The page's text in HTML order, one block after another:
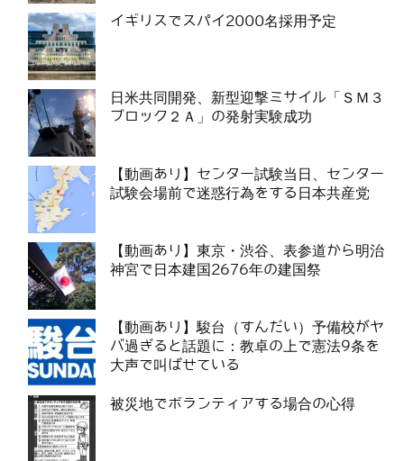
イギリスでスパイ2000名採用予定
日米共同開発、新型迎撃ミサイル「ＳＭ３
ブロック２Ａ」の発射実験成功
【動画あり】センター試験当日、センター
試験会場前で迷惑行為をする日本共産党
【動画あり】東京・渋谷、表参道から明治
神宮で日本建国2676年の建国祭
【動画あり】駿台（すんだい）予備校がヤ
バ過ぎると話題に：教卓の上で憲法9条を
大声で叫ばせている
被災地でボランティアする場合の心得